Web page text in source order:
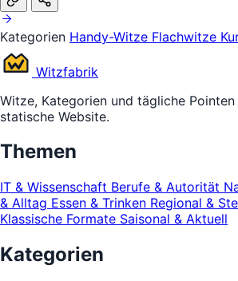
Kategorien Handy-Witze Flachwitze
Witzfabrik
Witze, Kategorien und tägliche Pointen
statische Website.
Themen
IT & Wissenschaft Berufe & Autorität
& Alltag Essen & Trinken Regional &
Klassische Formate Saisonal & Aktuell
Kategorien